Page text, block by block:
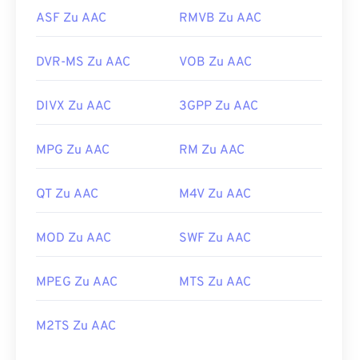
ASF Zu AAC RMVB Zu AAC
DVR-MS Zu AAC VOB Zu AAC
DIVX Zu AAC 3GPP Zu AAC
MPG Zu AAC RM Zu AAC
QT Zu AAC M4V Zu AAC
MOD Zu AAC SWF Zu AAC
MPEG Zu AAC MTS Zu AAC
M2TS Zu AAC